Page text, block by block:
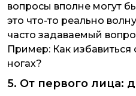
вопросы вполне могут
это что-то реально
часто задаваемый
Пример: Как
ногах?
5. От первого лица: